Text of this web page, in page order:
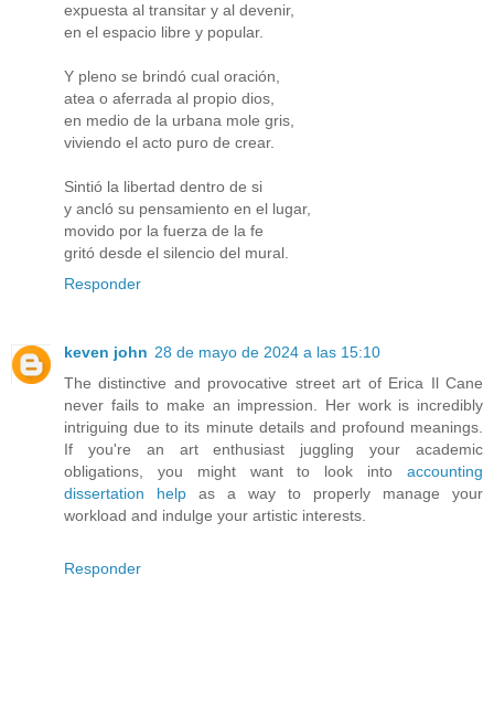
expuesta al transitar y al devenir,
en el espacio libre y popular.
Y pleno se brindó cual oración,
atea o aferrada al propio dios,
en medio de la urbana mole gris,
viviendo el acto puro de crear.
Sintió la libertad dentro de si
y ancló su pensamiento en el lugar,
movido por la fuerza de la fe
gritó desde el silencio del mural.
Responder
keven john 28 de mayo de 2024 a las 15:10
The distinctive and provocative street art of Erica Il Cane
never fails to make an impression. Her work is incredibly
intriguing due to its minute details and profound meanings.
If you're an art enthusiast juggling your academic
obligations, you might want to look into accounting
dissertation help as a way to properly manage your
workload and indulge your artistic interests.
Responder